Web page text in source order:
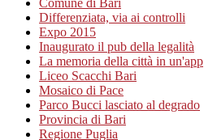
Differenziata, via ai controlli
Expo 2015
Inaugurato il pub della legalità
La memoria della città in un'app
Liceo Scacchi Bari
Mosaico di Pace
Parco Bucci lasciato al degrado
Provincia di Bari
Regione Puglia